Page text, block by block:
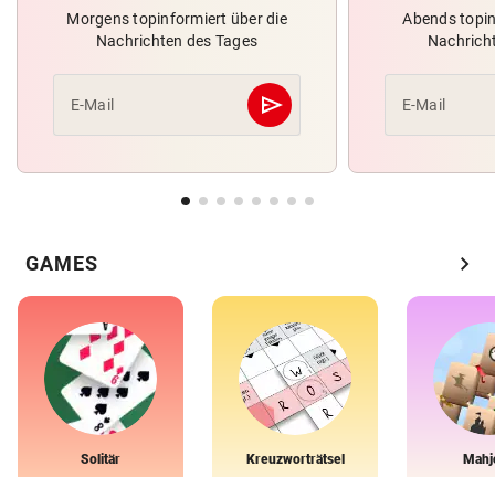
Morgens topinformiert über die
Nachrichten des Tages
E-Mail send
Abschicken
Abends
E-Mail
GAMES chevron_right
Solitär Kreuzworträtsel